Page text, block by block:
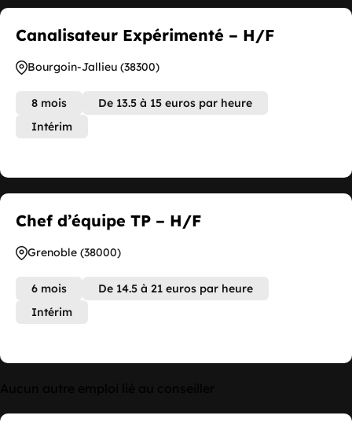
Canalisateur Expérimenté – H/F
Bourgoin-Jallieu (38300)
8 mois
De 13.5 à 15 euros par heure
Intérim
Chef d’équipe TP – H/F
Grenoble (38000)
6 mois
De 14.5 à 21 euros par heure
Intérim